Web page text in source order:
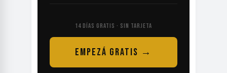
14 DÍAS GRATIS · SIN TARJETA
EMPEZÁ GRATIS →